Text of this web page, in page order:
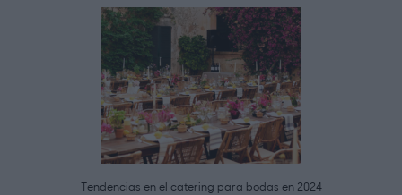
Tendencias en el catering para bodas en 2024